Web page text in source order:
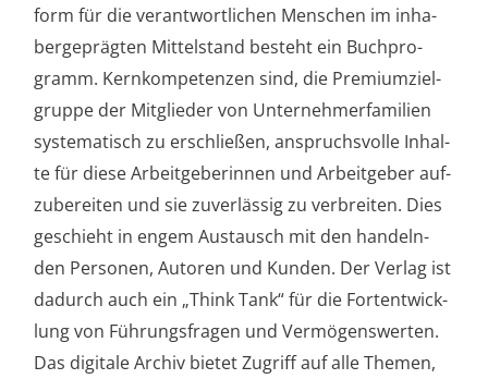
form für die ver­ant­wort­li­chen Men­schen im inha­
ber­ge­präg­ten Mit­tel­stand besteht ein Buch­pro­
gramm. Kern­kom­pe­ten­zen sind, die Pre­mi­um­ziel­
grup­pe der Mit­glie­der von Unter­neh­mer­fa­mi­li­en
sys­te­ma­tisch zu erschlie­ßen, anspruchs­vol­le Inhal­
te für die­se Arbeit­ge­be­rin­nen und Arbeit­ge­ber auf­
zu­be­rei­ten und sie zuver­läs­sig zu ver­brei­ten. Dies
geschieht in engem Aus­tausch mit den han­deln­
den Per­so­nen, Autoren und Kun­den. Der Ver­lag ist
dadurch auch ein „Think Tank“ für die Fort­ent­wick­
lung von Füh­rungs­fra­gen und Ver­mö­gens­wer­ten.
Das digi­ta­le Archiv bie­tet Zugriff auf alle The­men,